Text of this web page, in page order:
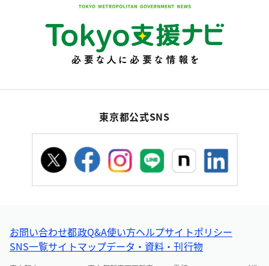
東京都公式SNS
お問い合わせ都政Q&A使い方ヘルプサイトポリシー
SNS一覧サイトマップデータ・資料・刊行物